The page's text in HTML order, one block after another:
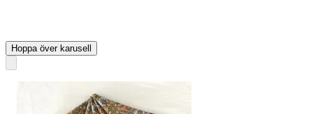
Hoppa över karusell